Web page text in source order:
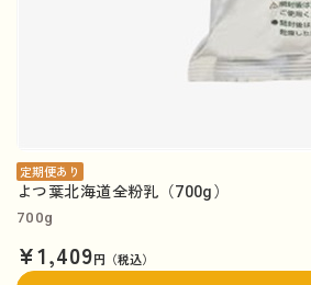
定期便あり
よつ葉北海道全粉乳（700g）
700g
¥1,409円（税込）